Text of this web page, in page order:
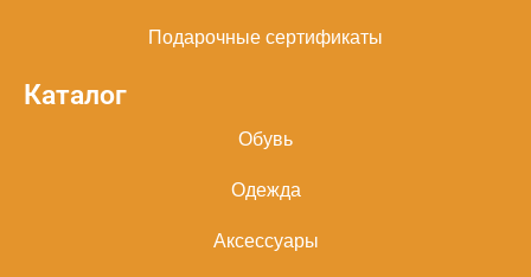
Подарочные сертификаты
Каталог
Обувь
Одежда
Аксессуары